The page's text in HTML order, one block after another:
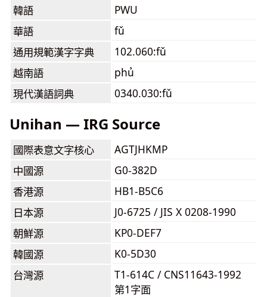
韓語
PWU
華語
fǔ
通用規範漢字字典
102.060:fǔ
越南語
phủ
現代漢語詞典
0340.030:fǔ
Unihan — IRG Source
國際表意文字核心
AGTJHKMP
中國源
G0-382D
香港源
HB1-B5C6
日本源
J0-6725 / JIS X 0208-1990
朝鮮源
KP0-DEF7
韓國源
K0-5D30
台灣源
T1-614C / CNS11643-1992
第1字面